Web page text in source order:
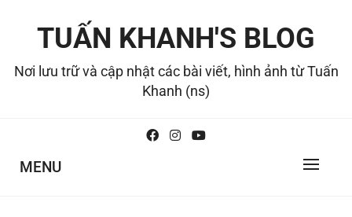
TUẤN KHANH'S BLOG
Nơi lưu trữ và cập nhật các bài viết, hình ảnh từ Tuấn
Khanh (ns)
MENU